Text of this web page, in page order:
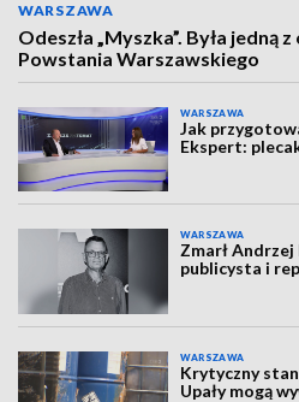
WARSZAWA
Odeszła „Myszka”. Była jedną
Powstania Warszawskiego
WARSZAWA
Jak
Ekspert:
WARSZAWA
Zmarł
publicysta i
WARSZAWA
Krytyczny
Upały mogą